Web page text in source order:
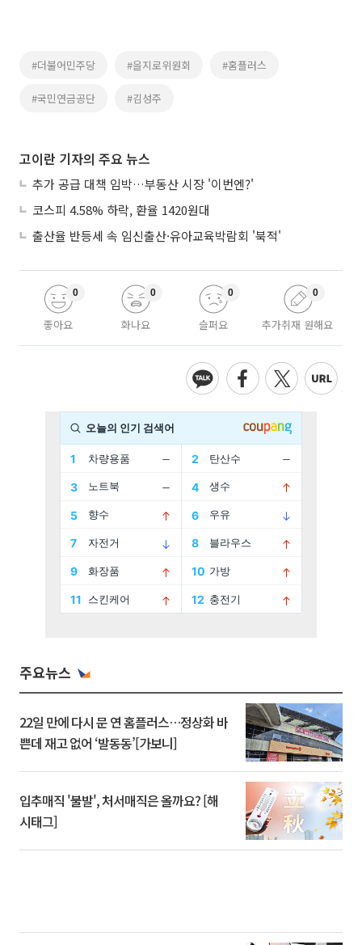
#더불어민주당 #을지로위원회 #홈플러스
#국민연금공단 #김성주
고이란 기자의 주요 뉴스
추가 공급 대책 임박…부동산 시장 '이번엔?'
코스피 4.58% 하락, 환율 1420원대
출산율 반등세 속 임신출산·유아교육박람회 '북적'
좋아요
0
화나요
0
슬퍼요
0
추가취재 원해요
0
주요뉴스
22일 만에 다시 문 연 홈플러스…정상화 바
쁜데 재고 없어 ‘발동동’[가보니]
입추매직 '불발', 처서매직은 올까요? [해
시태그]